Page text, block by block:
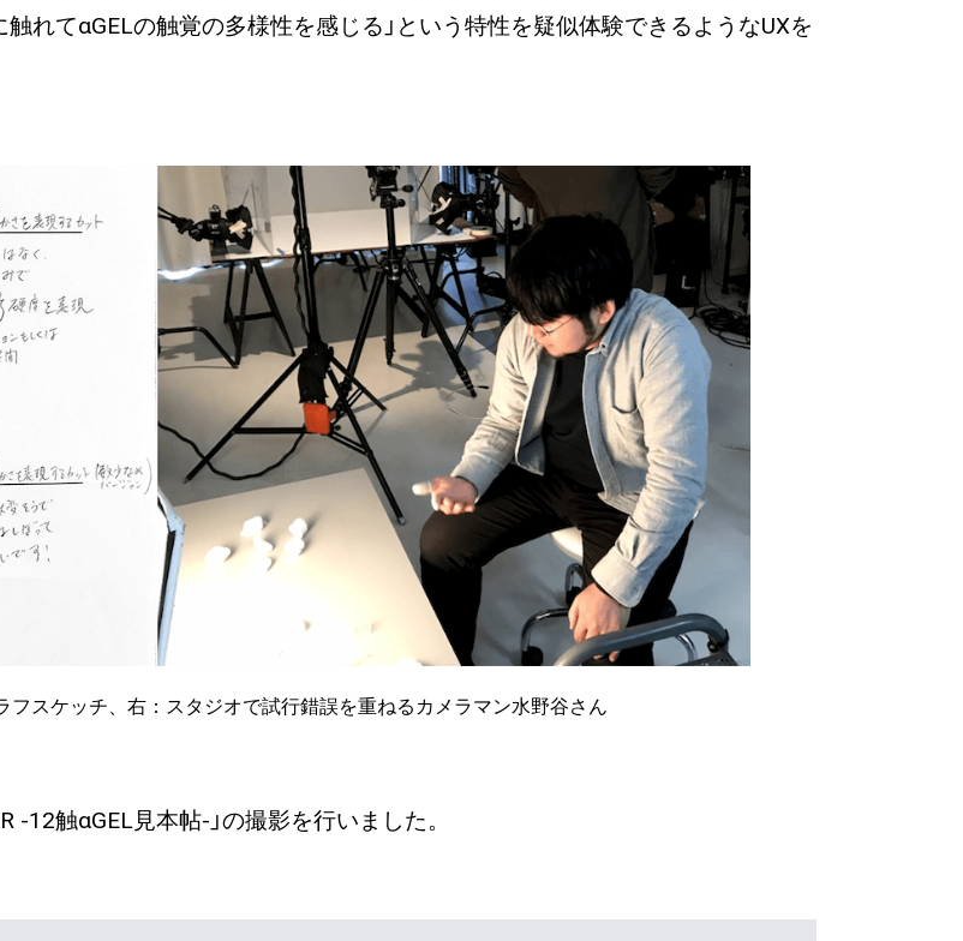
れてαGELの触覚の多様性を感じる」という特性を疑似体験できるようなUXを
スケッチ、右：スタジオで試行錯誤を重ねるカメラマン水野谷さん
-12触αGEL見本帖-」の撮影を行いました。